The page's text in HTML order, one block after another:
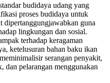
budidaya udang yang
proses budidaya untuk
dipertanggungjawabkan guna
lingkungan dan sosial.
terhadap keragaman
ketelusuran bahan baku ikan
serangan penyakit,
dan pelarangan menggunakan